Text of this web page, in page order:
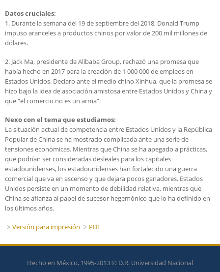
Datos cruciales:
1. Durante la semana del 19 de septiembre del 2018, Donald Trump
impuso aranceles a productos chinos por valor de 200 mil millones de
dólares.
2. Jack Ma, presidente de Alibaba Group, rechazó una promesa que
había hecho en 2017 para la creación de 1 000 000 de empleos en
Estados Unidos. Declaro ante el medio chino Xinhua, que la promesa se
hizo bajo la idea de asociación amistosa entre Estados Unidos y China y
que “el comercio no es un arma”.
Nexo con el tema que estudiamos:
La situación actual de competencia entre Estados Unidos y la República
Popular de China se ha mostrado complicada ante una serie de
tensiones económicas. Mientras que China se ha apegado a prácticas,
que podrían ser consideradas desleales para los capitales
estadounidenses, los estadounidenses han fortalecido una guerra
comercial que va en ascenso y que dejara pocos ganadores. Estados
Unidos persiste en un momento de debilidad relativa, mientras que
China se afianza al papel de sucesor hegemónico que lo ha definido en
los últimos años.
Versión para impresión PDF
Hecho en México, 1995-2013 © D.R. Universidad Nacional